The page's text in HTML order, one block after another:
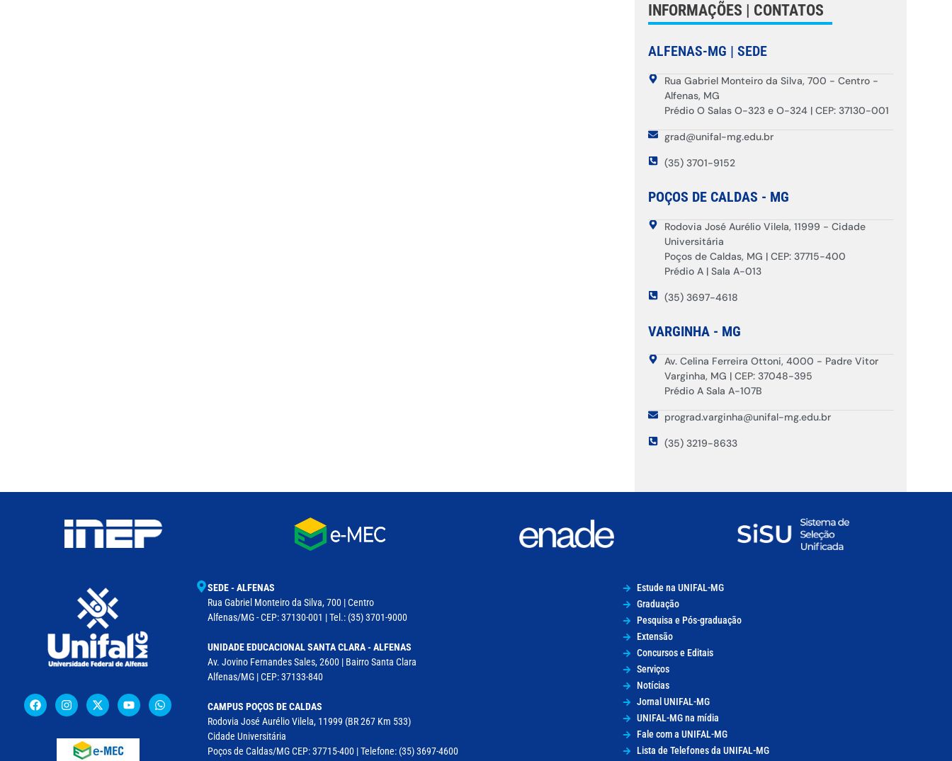
INFORMAÇÕES | CONTATOS
ALFENAS-MG | SEDE
Rua Gabriel Monteiro da Silva, 700 - Centro -
Alfenas, MG
Prédio O Salas O-323 e O-324 | CEP: 37130-001
grad@unifal-mg.edu.br
(35) 3701-9152
POÇOS DE CALDAS - MG
Rodovia José Aurélio Vilela, 11999 - Cidade
Universitária
Poços de Caldas, MG | CEP: 37715-400
Prédio A | Sala A-013
(35) 3697-4618
VARGINHA - MG
Av. Celina Ferreira Ottoni, 4000 - Padre Vitor
Varginha, MG | CEP: 37048-395
Prédio A Sala A-107B
prograd.varginha@unifal-mg.edu.br
(35) 3219-8633
SEDE - ALFENAS
Rua Gabriel Monteiro da Silva, 700 | Centro
Alfenas/MG - CEP: 37130-001 | Tel.: (35) 3701-9000
UNIDADE EDUCACIONAL SANTA CLARA - ALFENAS
Av. Jovino Fernandes Sales, 2600 | Bairro Santa Clara
Alfenas/MG | CEP: 37133-840
CAMPUS POÇOS DE CALDAS
Rodovia José Aurélio Vilela, 11999 (BR 267 Km 533)
Cidade Universitária
Poços de Caldas/MG CEP: 37715-400 | Telefone: (35) 3697-4600
Estude na UNIFAL-MG
Graduação
Pesquisa e Pós-graduação
Extensão
Concursos e Editais
Serviços
Notícias
Jornal UNIFAL-MG
UNIFAL-MG na mídia
Fale com a UNIFAL-MG
Lista de Telefones da UNIFAL-MG